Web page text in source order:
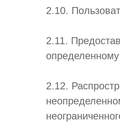
2.10.
2.11.
2.12.